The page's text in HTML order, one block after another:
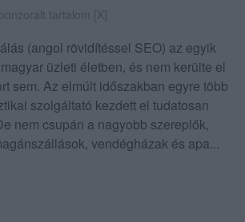
tartalom [X]
(angol rövidítéssel SEO) az egyik
üzleti életben, és nem kerülte el
sem. Az elmúlt időszakban egyre több
szolgáltató kezdett el tudatosan
nem csupán a nagyobb szereplők,
vendégházak és apa...